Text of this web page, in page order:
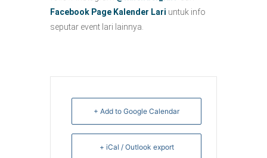
Facebook Page Kalender Lari untuk info
seputar event lari lainnya.
+ Add to Google Calendar
+ iCal / Outlook export